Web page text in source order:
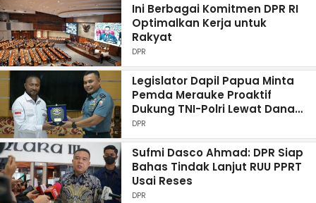
Ini Berbagai Komitmen DPR RI
Optimalkan Kerja untuk
Rakyat
DPR
Legislator Dapil Papua Minta
Pemda Merauke Proaktif
Dukung TNI-Polri Lewat Dana
Otsus
DPR
Sufmi Dasco Ahmad: DPR Siap
Bahas Tindak Lanjut RUU PPRT
Usai Reses
DPR